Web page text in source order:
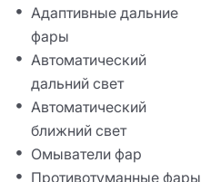
Адаптивные дальние
фары
Автоматический
дальний свет
Автоматический
ближний свет
Омыватели фар
Противотуманные фары